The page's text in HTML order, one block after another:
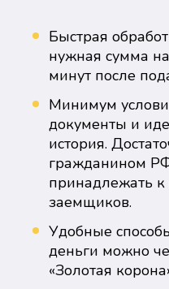
Быстрая
нужная сумма
минут после
Минимум
документы и
история.
гражданином
принадлежать к
заемщиков.
Удобные
деньги можно
«Золотая